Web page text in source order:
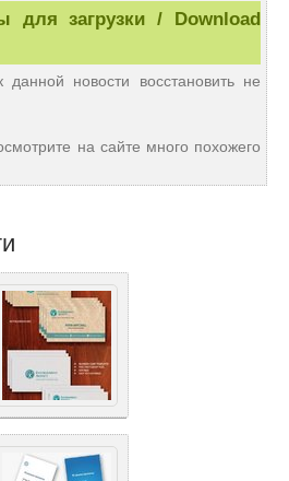
загрузки / Download
новости восстановить не
на сайте много похожего